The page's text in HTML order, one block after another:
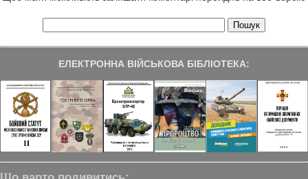
ЕЛЕКТРОННА ВІЙСЬКОВА БІБЛІОТЕКА: